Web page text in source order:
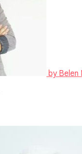
by Belen